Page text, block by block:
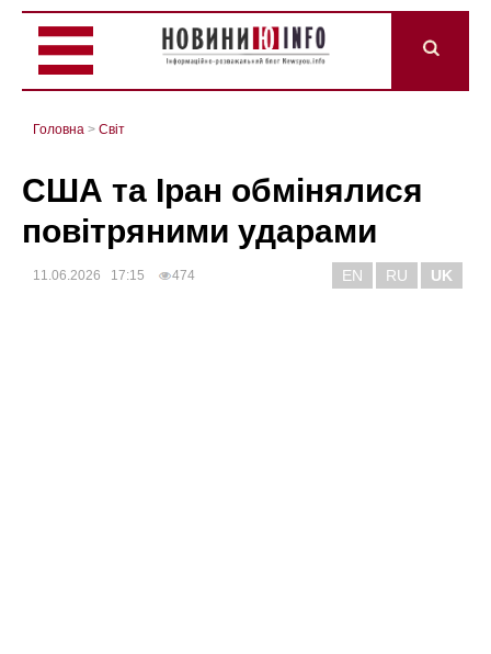
Головна > Світ
США та Іран обмінялися
повітряними ударами
11.06.2026 17:15 474 EN RU UK